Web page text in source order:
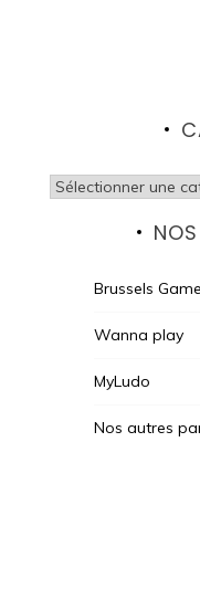
Catégories
Brussels
Wanna play
MyLudo
Nos autres